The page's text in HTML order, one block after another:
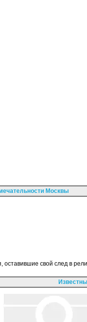
Москвы
оставившие свой след в